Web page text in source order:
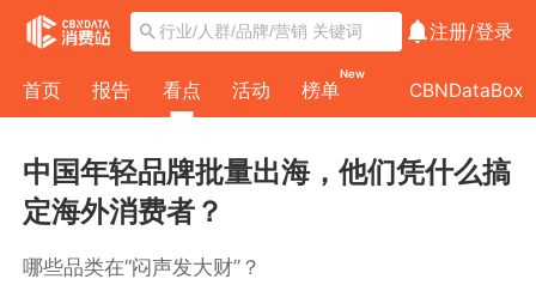
注册/登录
首页 报告 看点 活动 榜单
New
CBNDataBox
中国年轻品牌批量出海，他们凭什么搞
定海外消费者？
哪些品类在“闷声发大财”？